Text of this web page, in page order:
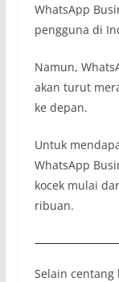
WhatsApp
pengguna di
Namun,
akan turut
ke depan.
Untuk
WhatsApp
kocek mulai
ribuan.
Selain